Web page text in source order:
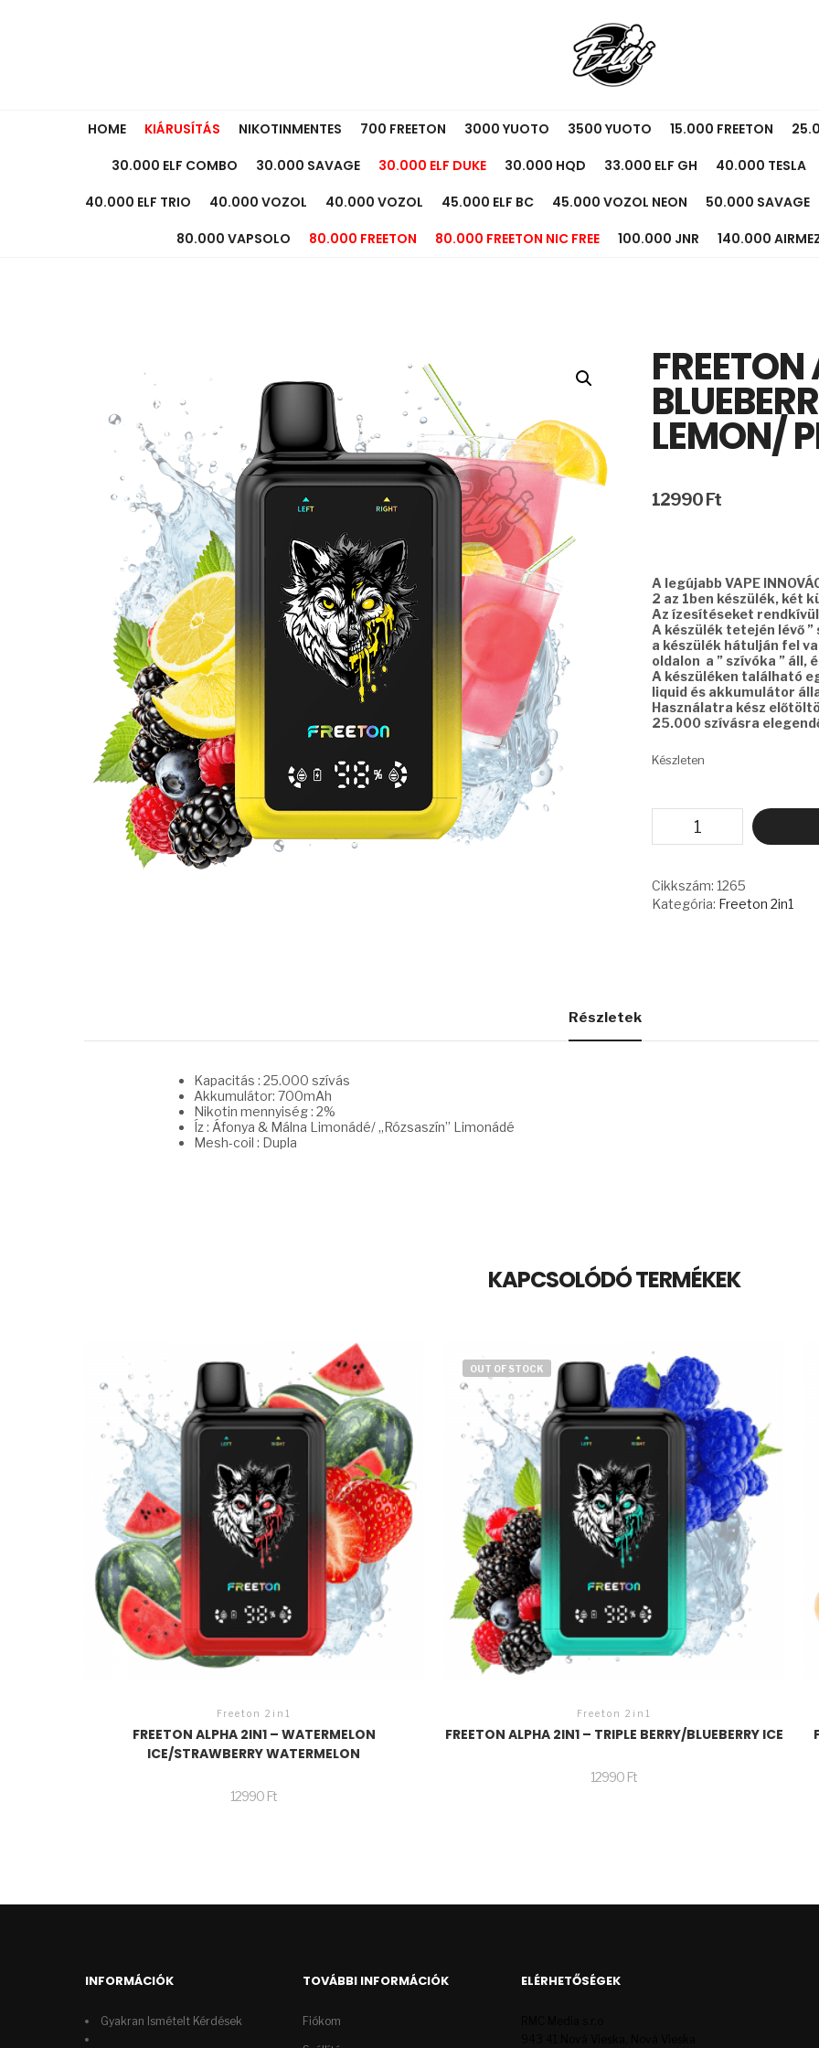
HOME KIÁRUSÍTÁS NIKOTINMENTES 700 FREETON 3000 YUOTO 3500 YUOTO 15.000 FREETON
30.000 ELF COMBO
30.000 SAVAGE 30.000 ELF DUKE 30.000 HQD 33.000 ELF GH 40.000 TESLA
40.000 ELF TRIO
40.000 VOZOL 40.000 VOZOL 45.000 ELF BC 45.000 VOZOL NEON 50.000 SAVAGE
80.000 VAPSOLO
80.000 FREETON 80.000 FREETON NIC FREE 100.000 JNR 140.000
LEMON/
12990 Ft
A legújabb VAPE
2 az 1ben készülék, két
Az ízesítéseket
A készülék tetején lévő
a készülék hátulján fel
oldalon a ” szívóka ” áll,
A készüléken található
liquid és akkumulátor
Használatra kész
25.000 szívásra
Készleten
ALPHA
2IN1
BLUEBERRY
RASPBERRY
LEMON/
Cikkszám:1265
Kategória: Freeton 2in1
Részletek
Kapacitás : 25.000 szívás
Akkumulátor: 700mAh
Nikotin mennyiség : 2%
Íz : Áfonya & Málna Limonádé/ „Rózsaszín” Limonádé
Mesh-coil : Dupla
KAPCSOLÓDÓ TERMÉKEK
Freeton 2in1
FREETON ALPHA 2IN1 – WATERMELON
ICE/STRAWBERRY WATERMELON
12990 Ft
OUT OF STOCK
Freeton 2in1
FREETON ALPHA 2IN1 – TRIPLE BERRY/BLUEBERRY ICE
12990 Ft
INFORMÁCIÓK
Gyakran Ismételt Kérdések
TOVÁBBI INFORMÁCIÓK
Fiókom
ELÉRHETŐSÉGEK